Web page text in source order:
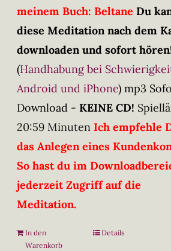
meinem Buch: Beltane Du
diese Meditation nach dem
downloaden und sofort
(Handhabung bei
Android und iPhone) mp3
Download - KEINE CD!
20:59 Minuten Ich empfehle
das Anlegen eines
So hast du im
jederzeit Zugriff auf die
Meditation.
In den
Warenkorb
Details